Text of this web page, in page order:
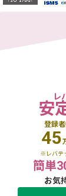
レ
安
登録
45
※レバテ
簡単
お気